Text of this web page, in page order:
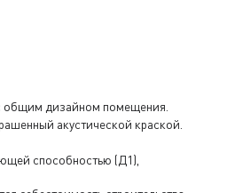
общим дизайном помещения.
акустической краской.
способностью (Д1),